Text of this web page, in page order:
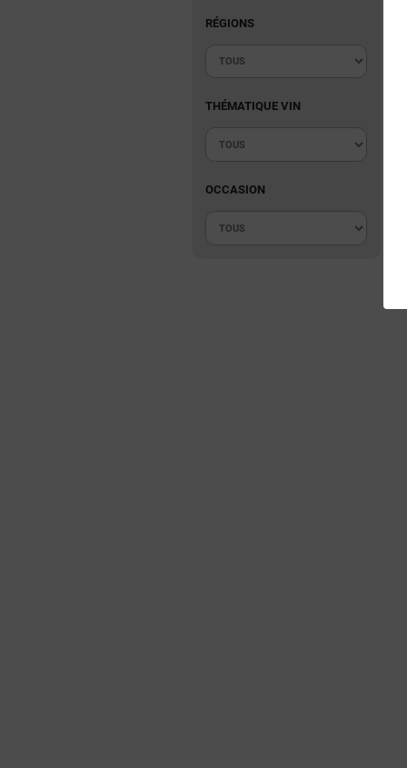
RÉGIONS
THÉMATIQUE VIN
OCCASION